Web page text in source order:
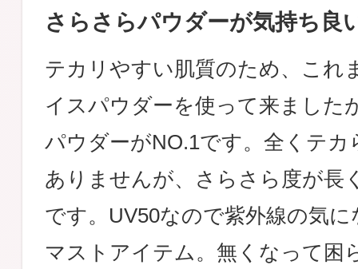
さらさらパウダーが気持ち良
テカリやすい肌質のため、これ
イスパウダーを使って来ました
パウダーがNO.1です。全くテ
ありませんが、さらさら度が長
です。UV50なので紫外線の気
マストアイテム。無くなって困